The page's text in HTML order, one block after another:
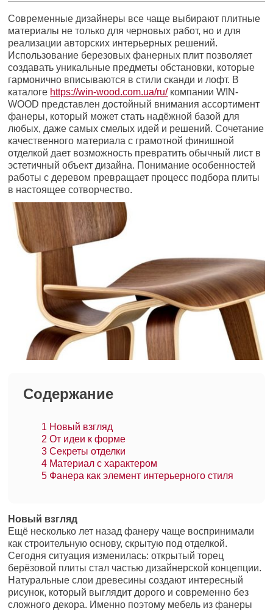
Современные дизайнеры все чаще выбирают плитные
материалы не только для черновых работ, но и для
реализации авторских интерьерных решений.
Использование березовых фанерных плит позволяет
создавать уникальные предметы обстановки, которые
гармонично вписываются в стили сканди и лофт. В
каталоге https://win-wood.com.ua/ru/компании WIN-
WOOD представлен достойный внимания ассортимент
фанеры, который может стать надёжной базой для
любых, даже самых смелых идей и решений. Сочетание
качественного материала с грамотной финишной
отделкой дает возможность превратить обычный лист в
эстетичный объект дизайна. Понимание особенностей
работы с деревом превращает процесс подбора плиты
в настоящее сотворчество.
Содержание
1 Новый взгляд
2 От идеи к форме
3 Секреты отделки
4 Материал с характером
5 Фанера как элемент интерьерного стиля
Новый взгляд
Ещё несколько лет назад фанеру чаще воспринимали
как строительную основу, скрытую под отделкой.
Сегодня ситуация изменилась: открытый торец
берёзовой плиты стал частью дизайнерской концепции.
Натуральные слои древесины создают интересный
рисунок, который выглядит дорого и современно без
сложного декора. Именно поэтому мебель из фанеры